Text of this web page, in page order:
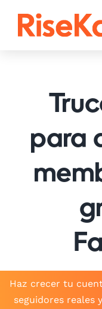
TikTok
Facebook
Twitter (𝕏)
para
Haz crecer tu
seguidores reales